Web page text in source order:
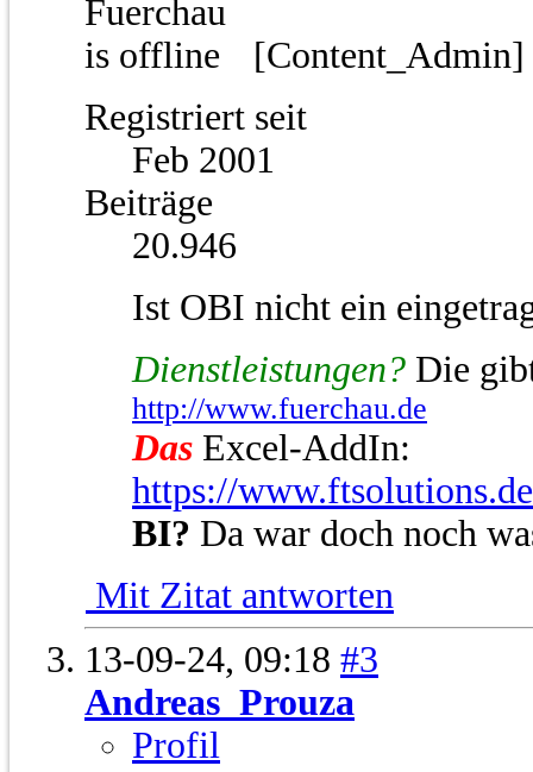
[Content_Admin]
Registriert seit
Feb 2001
Beiträge
20.946
Ist OBI nicht ein
Dienstleistungen? Die
http://www.fuerchau.de
Das Excel-AddIn:
https://
BI? Da war doch noch
Mit Zitat antworten
13-09-24, 09:18 #3
Andreas_Prouza
Profil